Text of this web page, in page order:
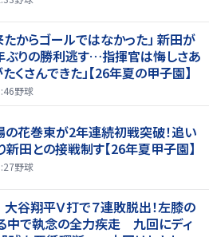
たからゴールではなかった」 新田が
ぶりの勝利逃す…指揮官は悔しさあ
くさんできた」【26年夏の甲子園】
野球
花巻東が2年連続初戦突破！追い
新田との接戦制す【26年夏甲子園】
野球
谷翔平Ｖ打で７連敗脱出！左膝の
中で執念の全力疾走 九回にディ